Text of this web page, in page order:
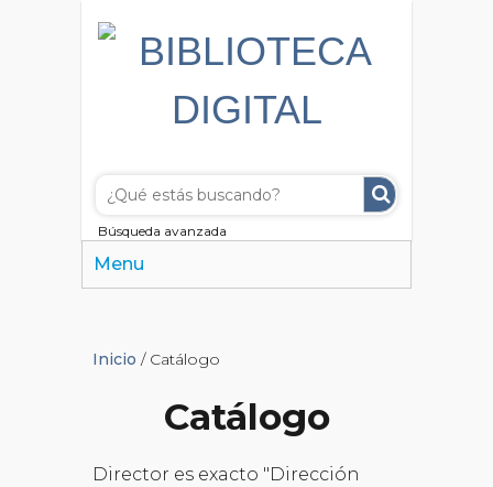
Búsqueda avanzada
Menu
Inicio / Catálogo
Catálogo
Director es exacto "Dirección